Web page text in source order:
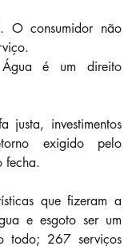
. O consumidor não
Água é um direito
justa, investimentos
exigido pelo
fecha.
que fizeram a
e esgoto ser um
todo; 267 serviços